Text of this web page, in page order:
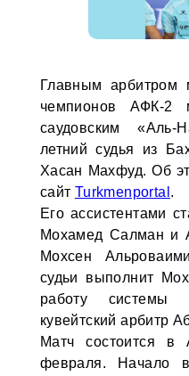
Главным арбитром
чемпионов АФК-2
саудовским «Аль-
летний судья из
Хасан Махфуд. Об
сайт Turkmenportal .
Его ассистентами
Мохамед Салман и
Мохсен
судьи выполнит
работу системы
кувейтский арбитр
Матч состоится
февраля. Начало